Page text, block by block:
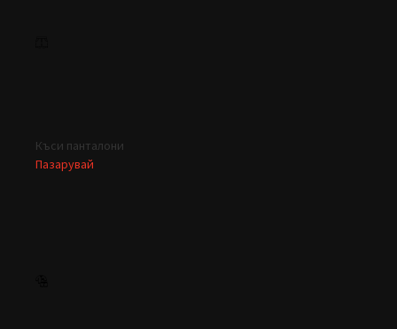
Къси панталони
Пазарувай